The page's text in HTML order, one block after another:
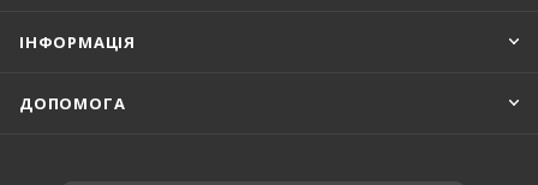
ІНФОРМАЦІЯ
ДОПОМОГА